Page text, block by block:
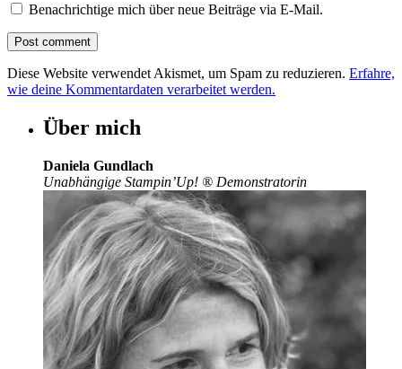
Benachrichtige mich über neue Beiträge via E-Mail.
Diese Website verwendet Akismet, um Spam zu reduzieren. Erfahre,
wie deine Kommentardaten verarbeitet werden.
Über mich
Daniela Gundlach
Unabhängige Stampin’Up! ® Demonstratorin